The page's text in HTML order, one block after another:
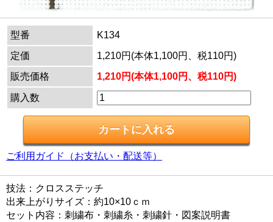
型番
K134
定価
1,210円(本体1,100円、税110円)
販売価格
1,210円(本体1,100円、税110円)
購入数
ご利用ガイド（お支払い・配送等）
技法：クロスステッチ
出来上がりサイズ：約10×10ｃｍ
セット内容：刺繍布・刺繍糸・刺繍針・図案説明書